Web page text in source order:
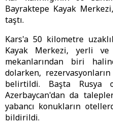
Bayraktepe Kayak
taştı.
Kars'a 50 kilometre
Kayak Merkezi, yerli ve
mekanlarından biri
dolarken,
belirtildi. Başta Rusya
Azerbaycan'dan da
yabancı konukların
bildirildi.